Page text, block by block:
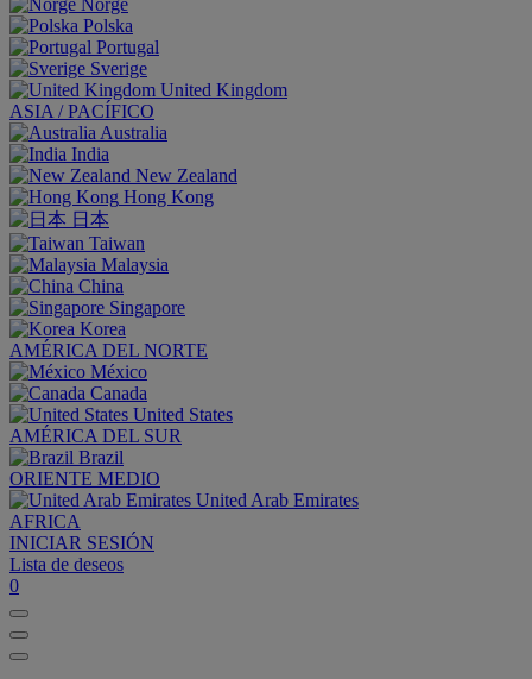
Norge
Polska
Portugal
Sverige
United Kingdom
ASIA / PACÍFICO
Australia
India
New Zealand
Hong Kong
日本
Taiwan
Malaysia
China
Singapore
Korea
AMÉRICA DEL NORTE
México
Canada
United States
AMÉRICA DEL SUR
Brazil
ORIENTE MEDIO
United Arab Emirates
AFRICA
INICIAR SESIÓN
Lista de deseos
0